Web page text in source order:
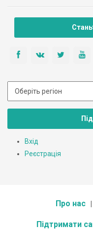
Вхід
Реєстрація
Про нас
Підтримати